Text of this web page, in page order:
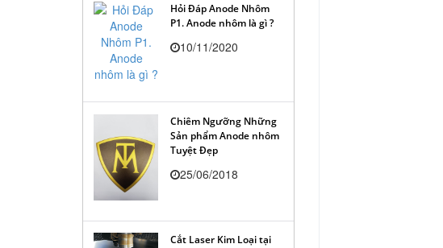
Hỏi Đáp Anode Nhôm
P1. Anode nhôm là gì ?
10/11/2020
Chiêm Ngưỡng Những
Sản phẩm Anode nhôm
Tuyệt Đẹp
25/06/2018
Cắt Laser Kim Loại tại